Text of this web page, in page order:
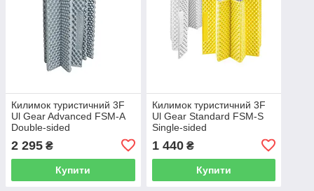
Килимок туристичний 3F
Ul Gear Advanced FSM-A
Double-sided
2 295 ₴
Купити
Килимок туристичний 3F
Ul Gear Standard FSM-S
Single-sided
1 440₴
Купити